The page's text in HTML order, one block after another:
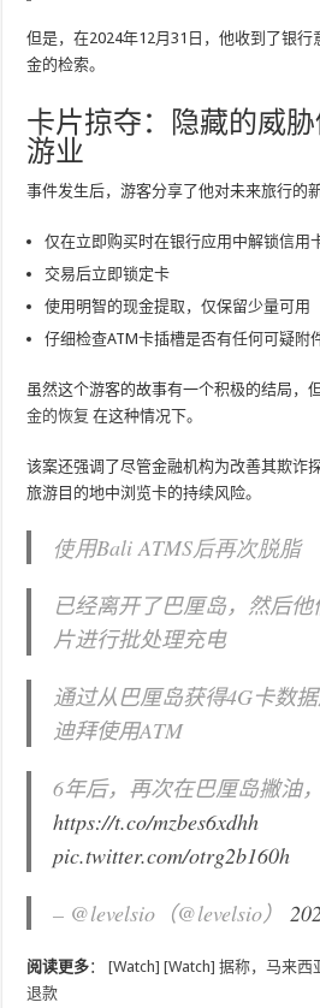
但是，在2024年12月31日，他收到了银
金的检索。
卡片掠夺：隐藏的威
游业
事件发生后，游客分享了他对未来旅行的
仅在立即购买时在银行应用中解锁信用
交易后立即锁定卡
使用明智的现金提取，仅保留少量可用
仔细检查ATM卡插槽是否有任何可疑附
虽然这个游客的故事有一个积极的结局，
金的恢复 在这种情况下。
该案还强调了尽管金融机构为改善其欺诈
旅游目的地中浏览卡的持续风险。
使用Bali ATMS后再次脱脂
已经离开了巴厘岛，然后
片进行批处理充电
通过从巴厘岛获得4G卡数
迪拜使用ATM
6年后，再次在巴厘岛撇油
https://t.co/mzbes6xdhh
pic.twitter.com/otrg2b160h
– @levelsio（@levelsio）
阅读更多：[Watch] [Watch] 据称，马来
退款